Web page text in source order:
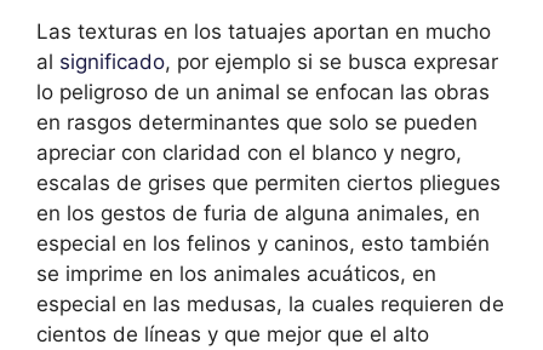
Las texturas en los tatuajes aportan en mucho
al significado, por ejemplo si se busca expresar
lo peligroso de un animal se enfocan las obras
en rasgos determinantes que solo se pueden
apreciar con claridad con el blanco y negro,
escalas de grises que permiten ciertos pliegues
en los gestos de furia de alguna animales, en
especial en los felinos y caninos, esto también
se imprime en los animales acuáticos, en
especial en las medusas, la cuales requieren de
cientos de líneas y que mejor que el alto